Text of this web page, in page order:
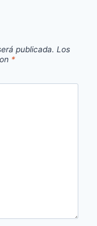
publicada. Los
*